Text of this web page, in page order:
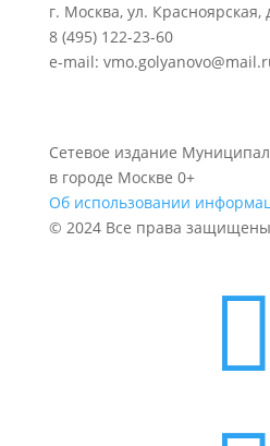
г. Москва, ул. Красноярская,
8 (495) 122-23-60
e-mail:
Сетевое издание
в городе Москве 0+
Об использовании
© 2024 Все права
